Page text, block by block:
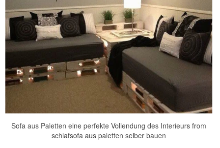
Sofa aus Paletten eine perfekte Vollendung des Interieurs from
schlafsofa aus paletten selber bauen